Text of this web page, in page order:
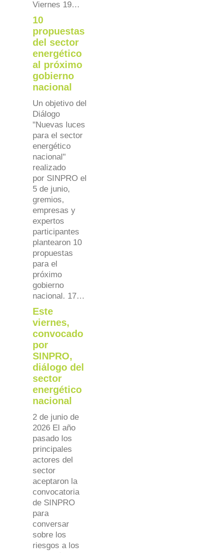
Viernes 19…
10
propuestas
del sector
energético
al próximo
gobierno
nacional
Un objetivo del
Diálogo
"Nuevas luces
para el sector
energético
nacional"
realizado
por SINPRO el
5 de junio,
gremios,
empresas y
expertos
participantes
plantearon 10
propuestas
para el
próximo
gobierno
nacional. 17…
Este
viernes,
convocado
por
SINPRO,
diálogo del
sector
energético
nacional
2 de junio de
2026 El año
pasado los
principales
actores del
sector
aceptaron la
convocatoria
de SINPRO
para
conversar
sobre los
riesgos a los